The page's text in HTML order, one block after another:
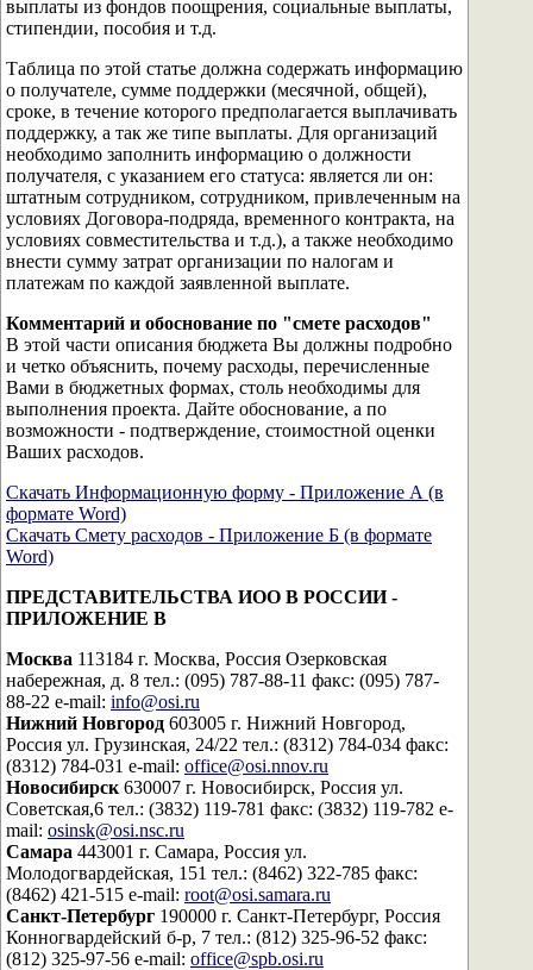
выплаты из фондов поощрения, социальные выплаты,
стипендии, пособия и т.д.
Таблица по этой статье должна содержать информацию
о получателе, сумме поддержки (месячной, общей),
сроке, в течение которого предполагается выплачивать
поддержку, а так же типе выплаты. Для организаций
необходимо заполнить информацию о должности
получателя, с указанием его статуса: является ли он:
штатным сотрудником, сотрудником, привлеченным на
условиях Договора-подряда, временного контракта, на
условиях совместительства и т.д.), а также необходимо
внести сумму затрат организации по налогам и
платежам по каждой заявленной выплате.
Комментарий и обоснование по "смете расходов"
В этой части описания бюджета Вы должны подробно
и четко объяснить, почему расходы, перечисленные
Вами в бюджетных формах, столь необходимы для
выполнения проекта. Дайте обоснование, а по
возможности - подтверждение, стоимостной оценки
Ваших расходов.
Скачать Информационную форму - Приложение А (в
формате Word)
Скачать Смету расходов - Приложение Б (в формате
Word)
ПРЕДСТАВИТЕЛЬСТВА ИОО В РОССИИ -
ПРИЛОЖЕНИЕ В
Москва 113184 г. Москва, Россия Озерковская
набережная, д. 8 тел.: (095) 787-88-11 факс: (095) 787-
88-22 e-mail: info@osi.ru
Нижний Новгород 603005 г. Нижний Новгород,
Россия ул. Грузинская, 24/22 тел.: (8312) 784-034 факс:
(8312) 784-031 e-mail: office@osi.nnov.ru
Новосибирск 630007 г. Новосибирск, Россия ул.
Советская,6 тел.: (3832) 119-781 факс: (3832) 119-782 e-
mail: osinsk@osi.nsc.ru
Самара 443001 г. Самара, Россия ул.
Молодогвардейская, 151 тел.: (8462) 322-785 факс:
(8462) 421-515 e-mail: root@osi.samara.ru
Санкт-Петербург 190000 г. Санкт-Петербург, Россия
Конногвардейский б-р, 7 тел.: (812) 325-96-52 факс:
(812) 325-97-56 e-mail: office@spb.osi.ru